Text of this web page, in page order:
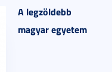
A legzöldebb
magyar egyetem